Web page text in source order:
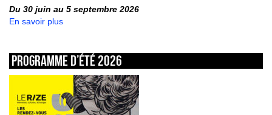
Du 30 juin au 5 septembre 2026
En savoir plus
Programme d’été 2026